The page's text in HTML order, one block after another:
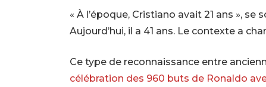
« À l’époque, Cristiano avait 21 ans »,
Aujourd’hui, il a 41 ans. Le contexte a
Ce type de reconnaissance entre
célébration des 960 buts de Ronaldo